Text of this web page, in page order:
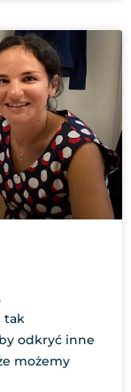
tak
odkryć inne
możemy